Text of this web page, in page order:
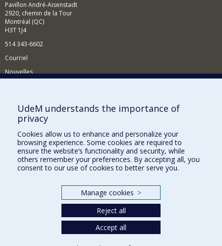
Pavillon André-Aisenstadt
2920, chemin de la Tour
Montréal (QC)
H3T 1J4
514 343-6602
Courriel
Nouvelles
Comment soutenir le Département?
BESOIN D'AIDE?
Plan du site
Signaler une erreur
Accessibilité
Nos départements et écoles
UdeM understands the importance of
privacy
Cookies allow us to enhance and personalize your
browsing experience. Some cookies are required to
ensure the website’s functionality and security, while
others remember your preferences. By accepting all, you
consent to our use of cookies to better serve you.
Manage cookies >
Reject all
Accept all